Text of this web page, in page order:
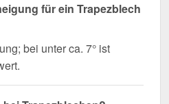
für ein Trapezblech
bei unter ca. 7° ist